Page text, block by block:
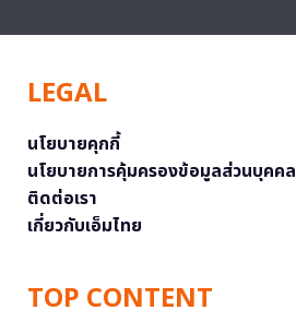
LEGAL
นโยบายคุกกี้
นโยบายการคุ้มครองข้อมูลส่วนบุคคล
ติดต่อเรา
เกี่ยวกับเอ็มไทย
TOP CONTENT